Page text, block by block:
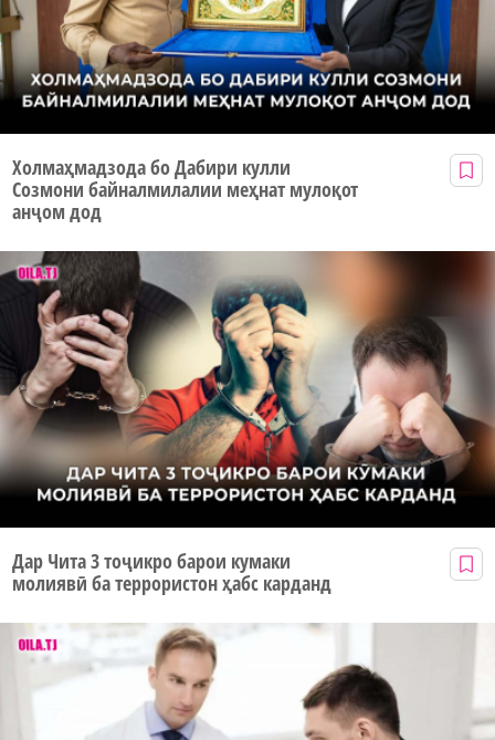
Холмаҳмадзода бо Дабири кулли
Созмони байналмилалии меҳнат мулоқот
анҷом дод
Дар Чита 3 тоҷикро барои кумаки
молиявӣ ба террористон ҳабс карданд